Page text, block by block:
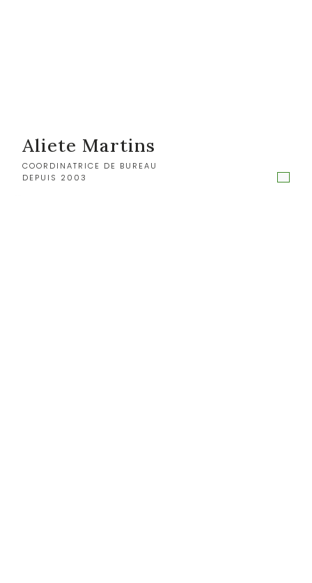
Aliete Martins
COORDINATRICE DE BUREAU
DEPUIS 2003